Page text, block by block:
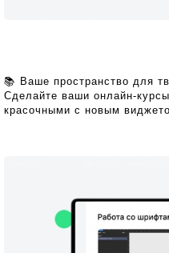
📚 Ваше пространство для
Сделайте ваши онлайн-
красочными с новым